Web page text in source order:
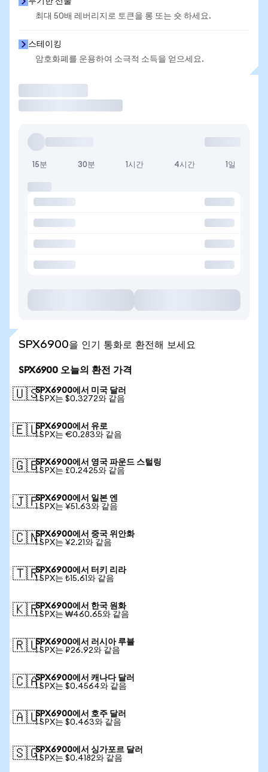
최대 50배 레버리지로 토큰을 롱 또는 숏 하세요.
스테이킹
암호화폐를 운용하여 소극적 소득을 얻으세요.
15분 30분 1시간 4시간 1일
SPX6900을 인기 통화로 환전해 보세요
SPX6900 오늘의 환전 가격
🇺🇸SPX6900에서 미국 달러
1 SPX는 $0.3272와 같음
🇪🇺SPX6900에서 유로
1 SPX는 €0.283와 같음
🇬🇧SPX6900에서 영국 파운드 스털링
1 SPX는 £0.2425와 같음
🇯🇵SPX6900에서 일본 엔
1 SPX는 ¥51.63와 같음
🇨🇳SPX6900에서 중국 위안화
1 SPX는 ¥2.21와 같음
🇹🇷SPX6900에서 터키 리라
1 SPX는 ₺15.61와 같음
🇰🇷SPX6900에서 한국 원화
1 SPX는 ₩460.65와 같음
🇷🇺SPX6900에서 러시아 루블
1 SPX는 ₽26.92와 같음
🇨🇦SPX6900에서 캐나다 달러
1 SPX는 $0.4564와 같음
🇦🇺SPX6900에서 호주 달러
1 SPX는 $0.463와 같음
🇸🇬SPX6900에서 싱가포르 달러
1 SPX는 $0.4182와 같음